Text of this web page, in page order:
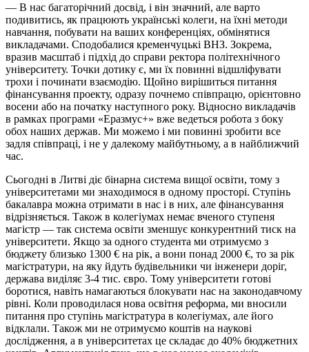
— В нас багаторічний досвід, і він значний, але варто
подивитись, як працюють українські колеги, на їхні методи
навчання, побувати на ваших конференціях, обмінятися
викладачами. Сподобалися кременчуцькі ВНЗ. Зокрема,
вразив масштаб і підхід до справи ректора політехнічного
університету. Точки дотику є, ми їх повинні відшліфувати
трохи і починати взаємодію. Щойно вирішиться питання
фінансування проекту, одразу почнемо співпрацю, орієнтовно
восени або на початку наступного року. Відносно викладачів
в рамках програми «Еразмус+» вже ведеться робота з боку
обох наших держав. Ми можемо і ми повинні зробити все
задля співпраці, і не у далекому майбутньому, а в найближчий
час.
Сьогодні в Литві діє бінарна система вищої освіти, тому з
університетами ми знаходимося в одному просторі. Ступінь
бакалавра можна отримати в нас і в них, але фінансування
відрізняється. Також в колегіумах немає вченого ступеня
магістр — так система освіти зменшує конкурентний тиск на
університети. Якщо за одного студента ми отримуємо з
бюджету близько 1300 € на рік, а вони понад 2000 €, то за рік
магістратури, на яку йдуть будівельники чи інженери доріг,
держава виділяє 3-4 тис. євро. Тому університети готові
боротися, навіть намагаються блокувати нас на законодавчому
рівні. Коли проводилася нова освітня реформа, ми вносили
питання про ступінь магістратура в колегіумах, але його
відклали. Також ми не отримуємо коштів на наукові
дослідження, а в університетах це складає до 40% бюджетних